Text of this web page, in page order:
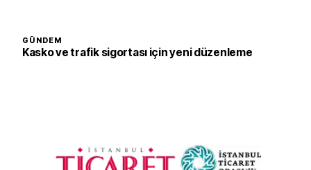
GÜNDEM
Kasko ve trafik sigortası için yeni düzenleme